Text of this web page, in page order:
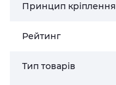
Принцип кріплення
Рейтинг
Тип товарів